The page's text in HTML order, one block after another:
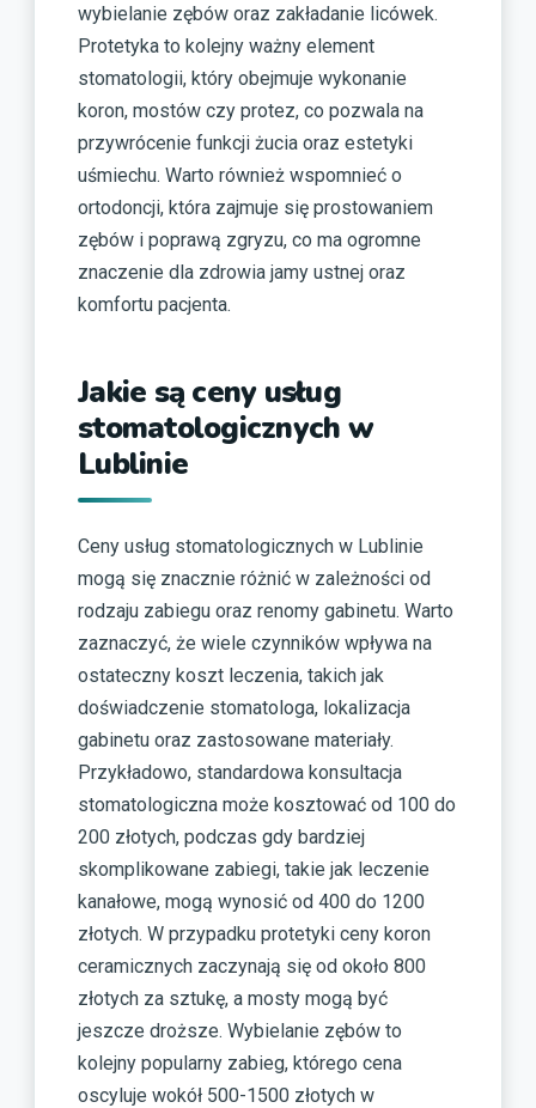
wybielanie zębów oraz zakładanie licówek.
Protetyka to kolejny ważny element
stomatologii, który obejmuje wykonanie
koron, mostów czy protez, co pozwala na
przywrócenie funkcji żucia oraz estetyki
uśmiechu. Warto również wspomnieć o
ortodoncji, która zajmuje się prostowaniem
zębów i poprawą zgryzu, co ma ogromne
znaczenie dla zdrowia jamy ustnej oraz
komfortu pacjenta.
Jakie są ceny usług
stomatologicznych w
Lublinie
Ceny usług stomatologicznych w Lublinie
mogą się znacznie różnić w zależności od
rodzaju zabiegu oraz renomy gabinetu. Warto
zaznaczyć, że wiele czynników wpływa na
ostateczny koszt leczenia, takich jak
doświadczenie stomatologa, lokalizacja
gabinetu oraz zastosowane materiały.
Przykładowo, standardowa konsultacja
stomatologiczna może kosztować od 100 do
200 złotych, podczas gdy bardziej
skomplikowane zabiegi, takie jak leczenie
kanałowe, mogą wynosić od 400 do 1200
złotych. W przypadku protetyki ceny koron
ceramicznych zaczynają się od około 800
złotych za sztukę, a mosty mogą być
jeszcze droższe. Wybielanie zębów to
kolejny popularny zabieg, którego cena
oscyluje wokół 500-1500 złotych w